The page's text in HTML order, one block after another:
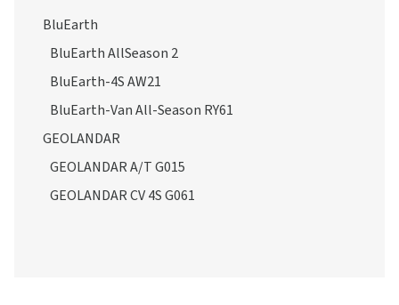
BluEarth
BluEarth AllSeason 2
BluEarth-4S AW21
BluEarth-Van All-Season RY61
GEOLANDAR
GEOLANDAR A/T G015
GEOLANDAR CV 4S G061